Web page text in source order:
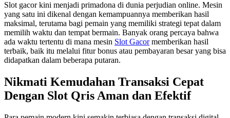
Slot gacor kini menjadi primadona di dunia perjudian online. Mesin
yang satu ini dikenal dengan kemampuannya memberikan hasil
maksimal, terutama bagi pemain yang memiliki strategi tepat dalam
memilih waktu dan tempat bermain. Banyak orang percaya bahwa
ada waktu tertentu di mana mesin Slot Gacormemberikan hasil
terbaik, baik itu melalui fitur bonus atau pembayaran besar yang bisa
didapatkan dalam beberapa putaran.
Nikmati Kemudahan Transaksi Cepat
Dengan Slot Qris Aman dan Efektif